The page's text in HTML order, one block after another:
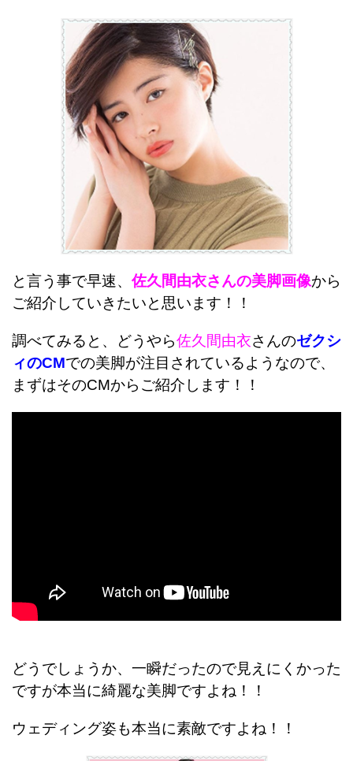
と言う事で早速、 佐久間由衣さんの美脚画像から
ご紹介していきたいと思います！！
調べてみると、どうやら佐久間由衣さんのゼクシ
ィのCMでの美脚が注目されているようなので、
まずはそのCMからご紹介します！！
どうでしょうか、一瞬だったので見えにくかった
ですが本当に綺麗な美脚ですよね！！
ウェディング姿も本当に素敵ですよね！！